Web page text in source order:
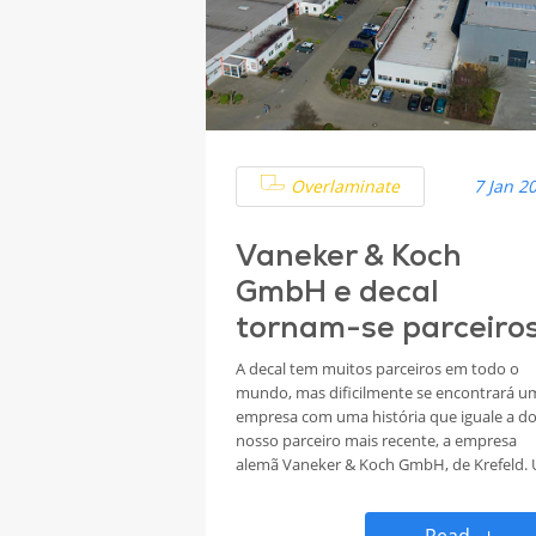
Overlaminate 7 Jan
Vaneker & Koch
GmbH e decal
tornam-se
A decal tem muitos parceiros em todo o
mundo, mas dificilmente se encontrará
empresa com uma história que iguale a do
nosso parceiro mais recente, a empresa
alemã Vaneker & Koch GmbH, de Krefeld.
gráfico há mais de 100 anos e é gerida já